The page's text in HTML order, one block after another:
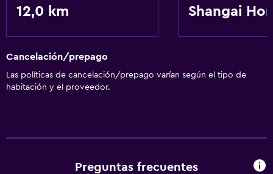
12,0 km Shangai
Cancelación/prepago
Las políticas de cancelación/prepago varían según el tipo de
habitación y el proveedor.
Preguntas frecuentes